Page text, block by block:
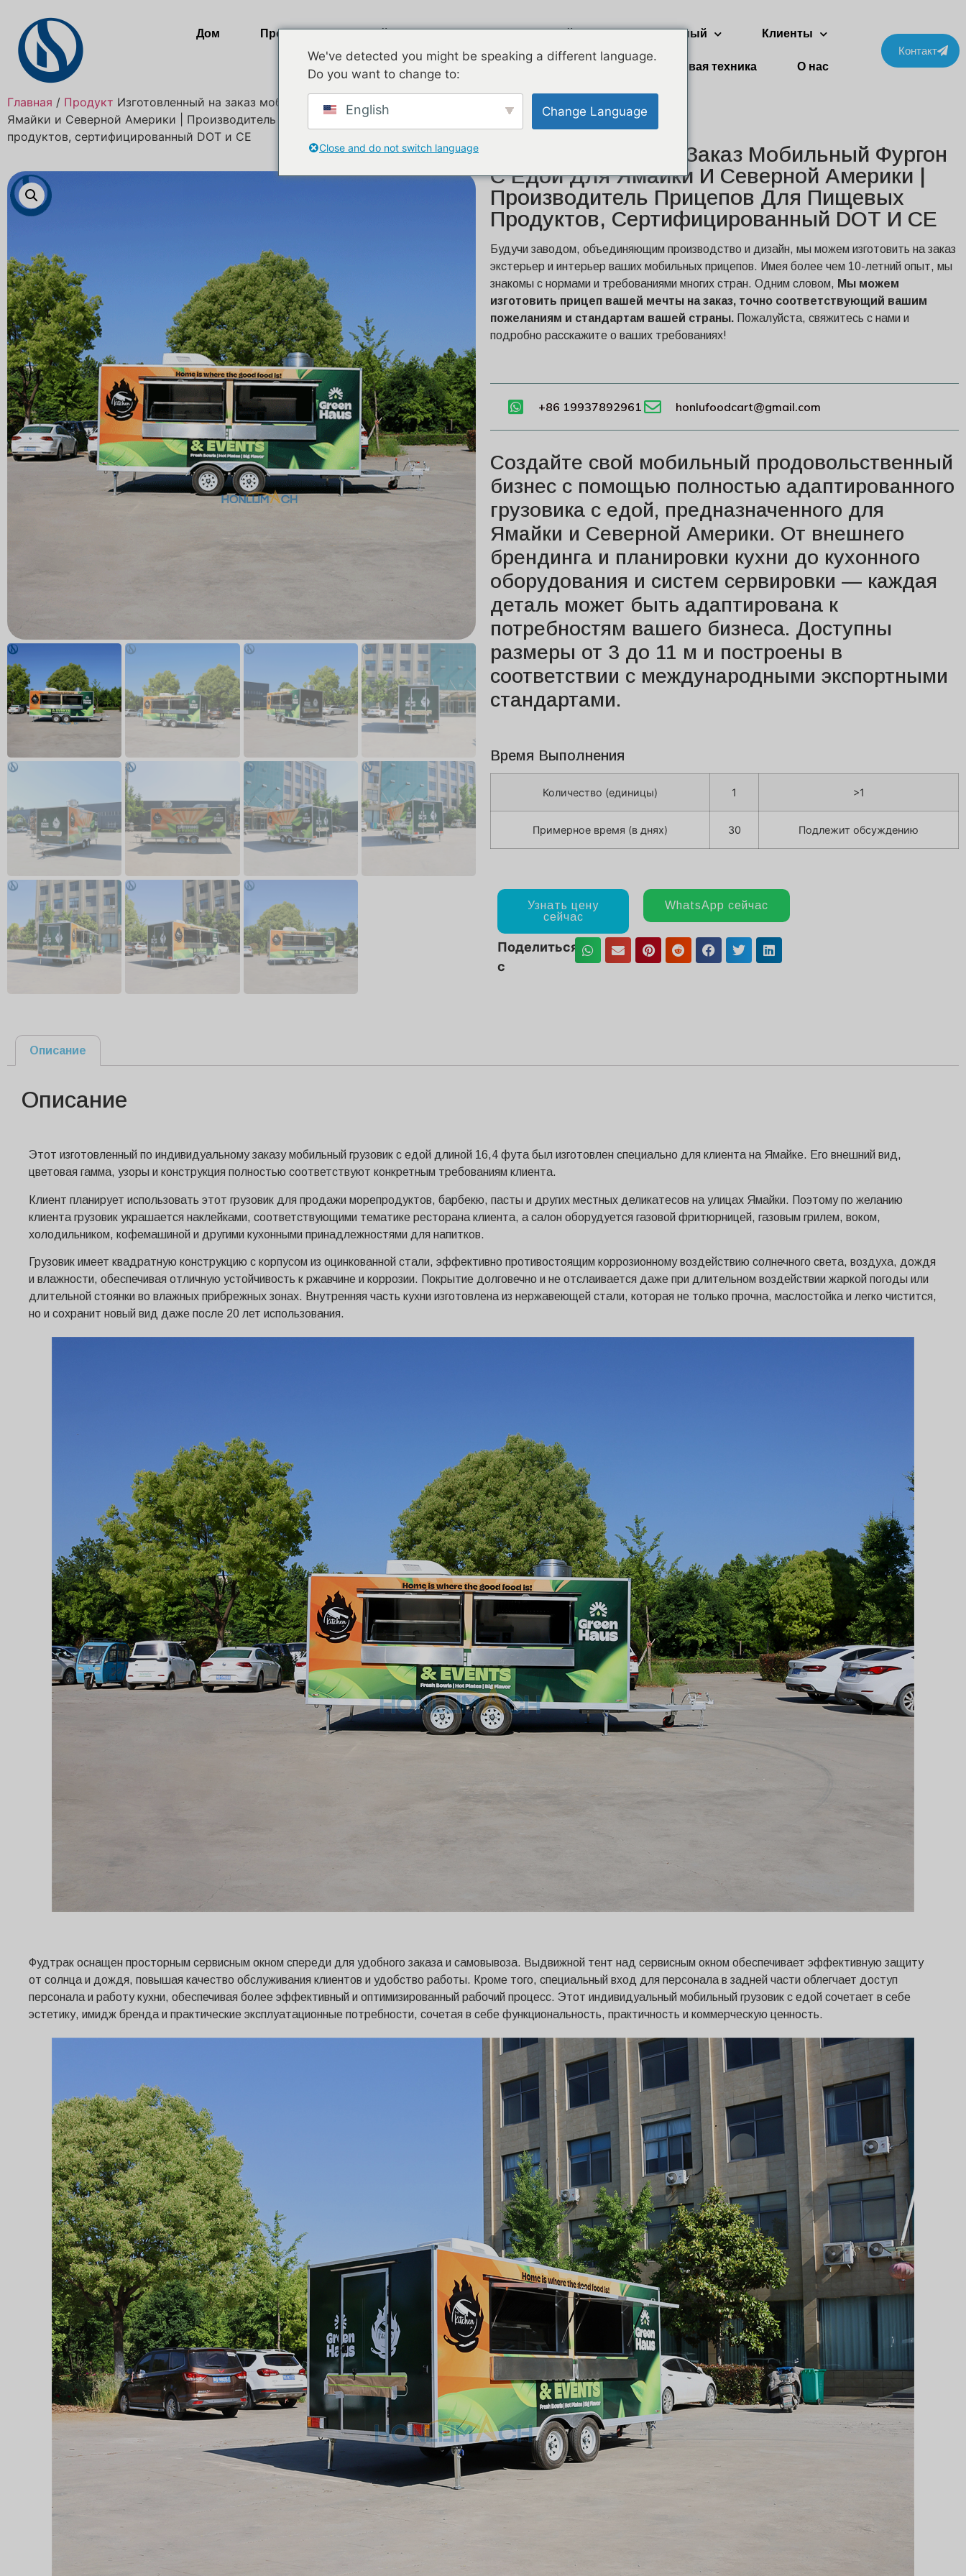
Дом Продукты Эйрстрим Оцинкованный Двухэтажный
Клиенты
Бытовая техника
О нас
Контакт
Главная / Продукт Изготовленный на заказ мобильный фургон с едой для
Ямайки и Северной Америки | Производитель прицепов для пищевых
продуктов, сертифицированный DOT и CE
Изготовленный На Заказ Мобильный Фургон
С Едой Для Ямайки И Северной Америки |
Производитель Прицепов Для Пищевых
Продуктов, Сертифицированный DOT И CE
Будучи заводом, объединяющим производство и дизайн, мы можем изготовить на заказ
экстерьер и интерьер ваших мобильных прицепов. Имея более чем 10-летний опыт, мы
знакомы с нормами и требованиями многих стран. Одним словом, Мы можем
изготовить прицеп вашей мечты на заказ, точно соответствующий вашим
пожеланиям и стандартам вашей страны. Пожалуйста, свяжитесь с нами и
подробно расскажите о ваших требованиях!
+86 19937892961 honlufoodcart@gmail.com
Создайте свой мобильный продовольственный
бизнес с помощью полностью адаптированного
грузовика с едой, предназначенного для
Ямайки и Северной Америки. От внешнего
брендинга и планировки кухни до кухонного
оборудования и систем сервировки — каждая
деталь может быть адаптирована к
потребностям вашего бизнеса. Доступны
размеры от 3 до 11 м и построены в
соответствии с международными экспортными
стандартами.
Время Выполнения
Количество (единицы) 1 >1
Примерное время (в днях) 30 Подлежит обсуждению
Узнать цену
сейчас
WhatsApp сейчас
Поделиться
с
Описание
Описание
Этот изготовленный по индивидуальному заказу мобильный грузовик с едой длиной 16,4 фута был изготовлен специально для клиента на Ямайке. Его внешний вид,
цветовая гамма, узоры и конструкция полностью соответствуют конкретным требованиям клиента.
Клиент планирует использовать этот грузовик для продажи морепродуктов, барбекю, пасты и других местных деликатесов на улицах Ямайки. Поэтому по желанию
клиента грузовик украшается наклейками, соответствующими тематике ресторана клиента, а салон оборудуется газовой фритюрницей, газовым грилем, воком,
холодильником, кофемашиной и другими кухонными принадлежностями для напитков.
Грузовик имеет квадратную конструкцию с корпусом из оцинкованной стали, эффективно противостоящим коррозионному воздействию солнечного света, воздуха, дождя
и влажности, обеспечивая отличную устойчивость к ржавчине и коррозии. Покрытие долговечно и не отслаивается даже при длительном воздействии жаркой погоды или
длительной стоянки во влажных прибрежных зонах. Внутренняя часть кухни изготовлена ​​из нержавеющей стали, которая не только прочна, маслостойка и легко чистится,
но и сохранит новый вид даже после 20 лет использования.
Фудтрак оснащен просторным сервисным окном спереди для удобного заказа и самовывоза. Выдвижной тент над сервисным окном обеспечивает эффективную защиту
от солнца и дождя, повышая качество обслуживания клиентов и удобство работы. Кроме того, специальный вход для персонала в задней части облегчает доступ
персонала и работу кухни, обеспечивая более эффективный и оптимизированный рабочий процесс. Этот индивидуальный мобильный грузовик с едой сочетает в себе
эстетику, имидж бренда и практические эксплуатационные потребности, сочетая в себе функциональность, практичность и коммерческую ценность.
We've detected you might be speaking a different language.
Do you want to change to:
English Change Language
Close and do not switch language